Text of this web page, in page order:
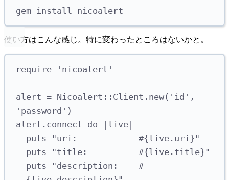
gem install nicoalert
使い方はこんな感じ。特に変わったところはないかと。
require ' nicoalert '
alert = Nicoalert :: Client . new( ' id ' ,
' password ' )
alert . connect do | live |
puts
"uri: #{live . uri }"
puts
"title: #{live . title}"
puts
"description: #